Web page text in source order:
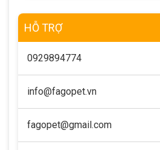
HỖ TRỢ
0929894774
info@fagopet.vn
fagopet@gmail.com